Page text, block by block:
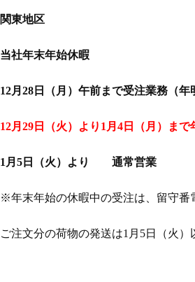
関東地区 12月
当社年末年始休暇
12月28日（月）午前まで受注業務（年
12月29日（火）より1月4日（月）まで
1月5日（火）より 通常営業
※年末年始の休暇中の受注は、留守番
ご注文分の荷物の発送は1月5日（火）